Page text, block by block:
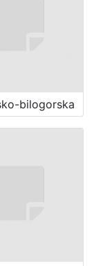
bilogorska